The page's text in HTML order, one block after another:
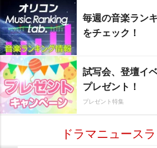
毎週の音楽ラン
をチェック！
試写会、登壇イ
プレゼント！
プレゼント特集
ドラマニュース